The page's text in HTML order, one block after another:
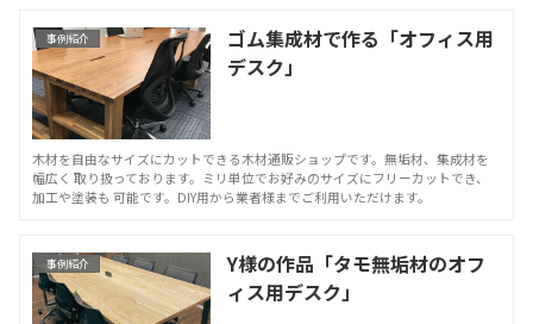
事例紹介
ゴム集成材で作る「オフィス用
デスク」
木材を自由なサイズにカットできる木材通販ショップです。無垢材、集成材を
幅広く 取り扱っております。ミリ単位でお好みのサイズにフリーカットでき、
加工や塗装も 可能です。DIY用から業者様までご利用いただけます。
事例紹介
Y様の作品「タモ無垢材のオフ
ィス用デスク」